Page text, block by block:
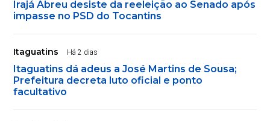
Irajá Abreu desiste da reeleição ao Senado após
impasse no PSD do Tocantins
Itaguatins Há 2 dias
Itaguatins dá adeus a José Martins de Sousa;
Prefeitura decreta luto oficial e ponto
facultativo